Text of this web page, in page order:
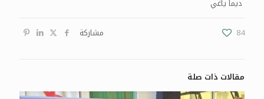
ديما ياغي
مشاركة
84
مقالات ذات صلة